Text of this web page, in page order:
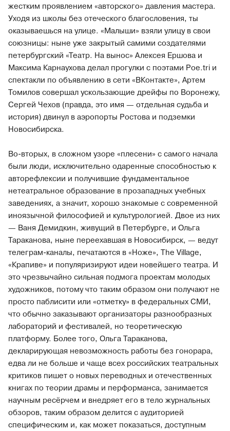
жестким проявлением «авторского» давления мастера.
Уходя из школы без отеческого благословения, ты
оказываешься на улице. «Малыши» взяли улицу в свои
союзницы: ныне уже закрытый самими создателями
петербургский «Театр. На вынос» Алексея Ершова и
Максима Карнаухова делал прогулки с поэтами Poe.tri и
спектакли по объявлению в сети «ВКонтакте», Артем
Томилов совершал ускользающие дрейфы по Воронежу,
Сергей Чехов (правда, это имя — отдельная судьба и
история) двинул в аэропорты Ростова и подземки
Новосибирска.
Во-вторых, в сложном узоре «плесени» с самого начала
были люди, исключительно одаренные способностью к
авторефлексии и получившие фундаментальное
нетеатральное образование в прозападных учебных
заведениях, а значит, хорошо знакомые с современной
иноязычной философией и культурологией. Двое из них
— Ваня Демидкин, живущий в Петербурге, и Ольга
Тараканова, ныне переехавшая в Новосибирск, — ведут
телеграм-каналы, печатаются в «Ноже», The Village,
«Крапиве» и популяризируют идеи новейшего театра. И
это чрезвычайно сильная подмога проектам молодых
художников, потому что таким образом они получают не
просто паблисити или «отметку» в федеральных СМИ,
что обычно заказывают организаторы разнообразных
лабораторий и фестивалей, но теоретическую
платформу. Более того, Ольга Тараканова,
декларирующая невозможность работы без гонорара,
едва ли не больше и чаще всех российских театральных
критиков пишет о новых переводных и отечественных
книгах по теории драмы и перформанса, занимается
научным ресёрчем и внедряет его в тело журнальных
обзоров, таким образом делится с аудиторией
специфическим и, как может показаться, доступным